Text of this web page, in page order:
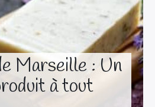
Marseille : Un
à tout